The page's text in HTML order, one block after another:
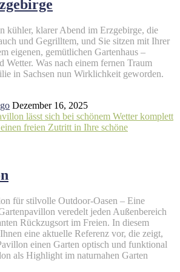
kühler, klarer Abend im Erzgebirge, die
und Gegrilltem, und Sie sitzen mit Ihrer
eigenen, gemütlichen Gartenhaus –
Wetter. Was nach einem fernen Traum
in Sachsen nun Wirklichkeit geworden.
Dezember 16, 2025
für stilvolle Outdoor-Oasen – Eine
veredelt jeden Außenbereich
Rückzugsort im Freien. In diesem
eine aktuelle Referenz vor, die zeigt,
einen Garten optisch und funktional
als Highlight im naturnahen Garten